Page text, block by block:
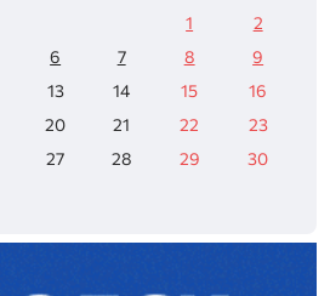
1
2
6 7 8
9
13 14 15
16
20 21 22
23
27 28 29
30